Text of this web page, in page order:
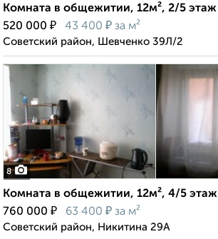
Комната в общежитии, 12м², 2/5 этаж
520 000 ₽ 43 400 ₽ за м²
Советский район, Шевченко 39Л/2
8
Комната в общежитии, 12м², 4/5 этаж
760 000 ₽ 63 400 ₽ за м²
Советский район, Никитина 29А